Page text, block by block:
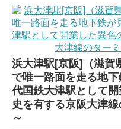
浜大津駅[京阪]（滋賀
で唯一路面を走る地
代国鉄大津駅として
史を有する京阪大津
～